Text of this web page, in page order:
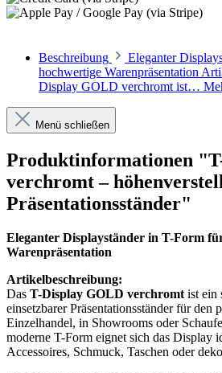
Beschreibung
Eleganter
hochwertige Warenpräsentation
Display GOLD verchromt ist…
Menü schließen
Produktinformationen
verchromt –
Präsentationsständer"
Eleganter Displayständer in T-Form
Warenpräsentation
Artikelbeschreibung:
Das T-Display GOLD verchromt ist ein
einsetzbarer Präsentationsständer für den
Einzelhandel, in Showrooms oder
moderne T-Form eignet sich das Display
Accessoires, Schmuck, Taschen oder